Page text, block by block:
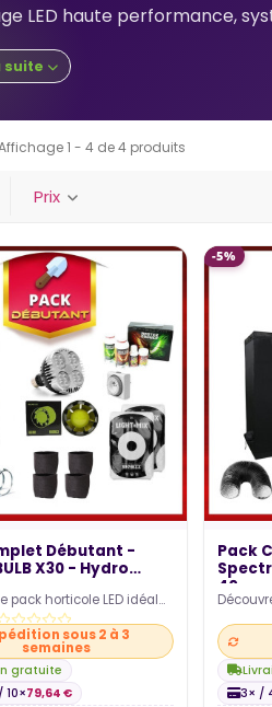
LED haute performance,
suite
1 - 4 de 4 produits
Prix
Débutant -
X30 - Hydro
pack horticole LED idéal
une culture en intérieur !
sous 2 à 3
semaines
gratuite
10×79,64 €
-5%
Pack
40 -...
cultiver
pack
3× /
POUR UN
EN GROW ?
Culture
de lampe LED
PPFD, surface
guide GrowLED pour...
suite
QHD